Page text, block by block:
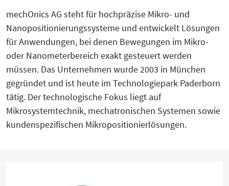
mechOnics AG steht für hochpräzise Mikro- und
Nanopositionierungssysteme und entwickelt Lösungen
für Anwendungen, bei denen Bewegungen im Mikro-
oder Nanometerbereich exakt gesteuert werden
müssen. Das Unternehmen wurde 2003 in München
gegründet und ist heute im Technologiepark Paderborn
tätig. Der technologische Fokus liegt auf
Mikrosystemtechnik, mechatronischen Systemen sowie
kundenspezifischen Mikropositionierlösungen.
HeatTransPlan
KMU.kompetent.sicher
KreisEL
SchuBS® - Schule und Betrieb am
Samstag
Erfahrungsaustausch „Nachhaltigkeit und
Zirkularität gestalten“
Faire Beratung Forschungszulage OWL
Orientierungsgespräch
Kreislaufwirtschaft-Frugale Innovation-
Regeneratives Wirtschaften